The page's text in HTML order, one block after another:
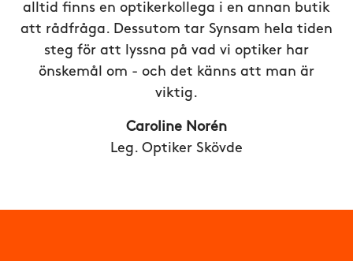
alltid finns en optikerkollega i en annan butik
att rådfråga. Dessutom tar Synsam hela tiden
steg för att lyssna på vad vi optiker har
önskemål om - och det känns att man är
viktig.
Caroline Norén
Leg. Optiker Skövde